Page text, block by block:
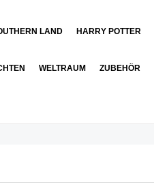
LAND HARRY POTTER
WELTRAUM ZUBEHÖR